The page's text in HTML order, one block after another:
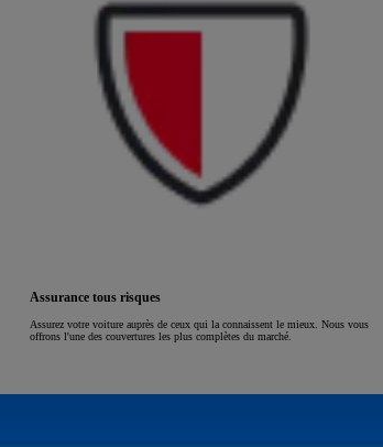
ÉLECTRIQUE
Assurance tous risques
Assurez votre voiture auprès de ceux qui la connaissent le mieux. Nous vous
offrons l'une des couvertures les plus complètes du marché.